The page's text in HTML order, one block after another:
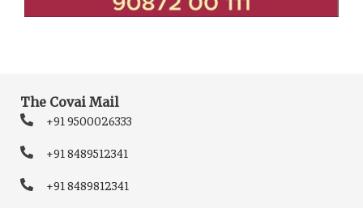
The Covai Mail
+91 9500026333
+91 8489512341
+91 8489812341